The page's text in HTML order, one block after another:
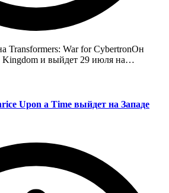
Transformers: War for CybertronОн
Kingdom и выйдет 29 июля на…
Upon a Time выйдет на Западе